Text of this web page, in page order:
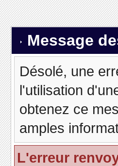
Message
Désolé, une
l'utilisation
obtenez ce
amples
L'erreur